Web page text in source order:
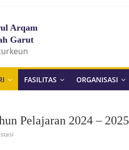
Arqam
Garut
FASILITAS ORGANISASI
Pelajaran 2024 – 2025